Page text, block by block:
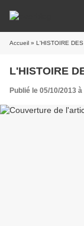
Accueil » L'HISTOIRE
L'HISTOIRE
Publié le 05/10/2013